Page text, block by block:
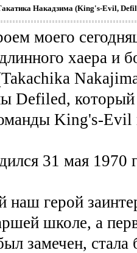
Накадзима (King's-Evil,
моего
хаера и
Defiled, который
King's-
31 мая 1970
наш герой
школе, а
замечен, стала